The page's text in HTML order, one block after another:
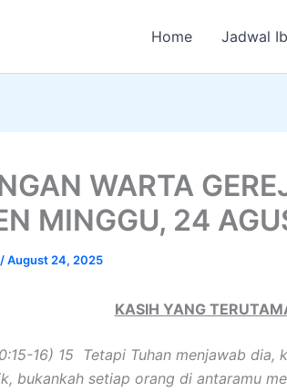
Home Jadwal
WARTA
MINGGU, 24
/August 24, 2025
KASIH YANG
16) 15 Tetapi Tuhan menjawab dia,
bukankah setiap orang di antaramu